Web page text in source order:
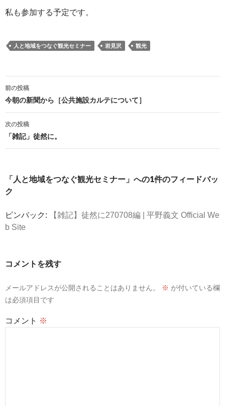
私も参加する予定です。
人と地域をつなぐ観光セミナー 岩見沢 観光
稿
ビ
ゲ
ー
ョ
ン
前の投稿
今朝の新聞から［公共施設カルテについて］
次の投稿
「雑記」徒然に。
「人と地域をつなぐ観光セミナー」への1件のフィードバッ
ク
ピンバック:
【雑記】徒然に270708編 | 平野義文 Official We
b Site
コメントを残す
メールアドレスが公開されることはありません。 ※ が付いている欄
は必須項目です
コメント ※